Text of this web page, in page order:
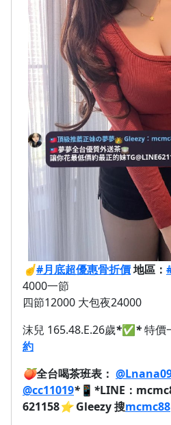
☝️#月底超優惠骨折價地區：
4000一節
四節12000 大包夜24000
沫兒 165.48.E.26歲*✅*特價
約
🍑全台喝茶班表：
@cc11019* 📱 *LINE：
621158⭐ Gleezy 搜mcmc88